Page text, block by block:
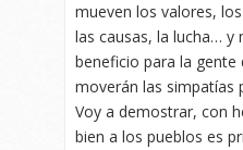
mueven los valores,
las causas, la lucha… y
beneficio para la gente
moverán las simpatías
Voy a demostrar, con
bien a los pueblos es